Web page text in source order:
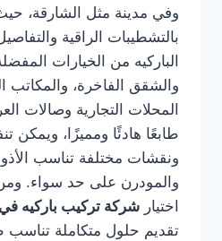
وفي مدينة مثل الشارقة،
بالتشطيبات الراقية
الباركيه من الخيارات
والشقق الفاخرة، والمكاتب
المحلات التجارية وصالات
طابعًا هادئًا ومميزًا، ويمكن
ونقشات مختلفة تناسب
والمودرن على حد سواء. ومن
اختيار شركة تركيب باركيه
تقديم حلول متكاملة